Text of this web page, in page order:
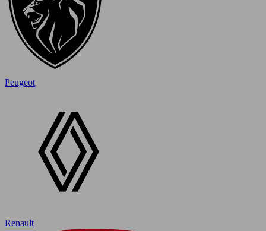
Peugeot
Renault